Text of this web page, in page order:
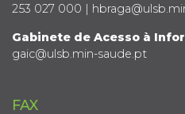
253 027 000 |
Gabinete de Acesso à
gaic@ulsb.min-saude.pt
FAX